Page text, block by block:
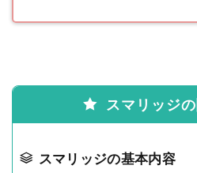
スマリッジ
スマリッジの基本内容